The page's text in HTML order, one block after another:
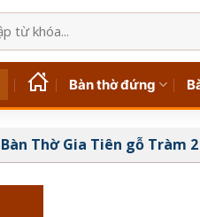
Bàn thờ đứng
Bàn Thờ Gia Tiên gỗ Tràm